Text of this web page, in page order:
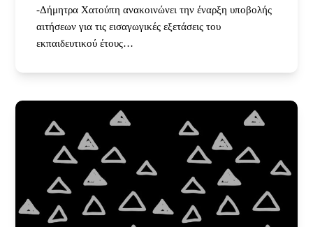
-Δήμητρα Χατούπη ανακοινώνει την έναρξη υποβολής
αιτήσεων για τις εισαγωγικές εξετάσεις του
εκπαιδευτικού έτους…